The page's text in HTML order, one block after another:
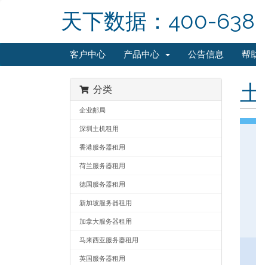
天下数据：400-
客户中心 产品中心 公告信息 帮
分类
企业邮局
深圳主机租用
香港服务器租用
荷兰服务器租用
德国服务器租用
新加坡服务器租用
加拿大服务器租用
马来西亚服务器租用
英国服务器租用